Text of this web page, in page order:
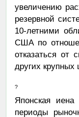
увеличению
резервной
10-летними
США по
отказаться от
других
?
Японская иена
периоды